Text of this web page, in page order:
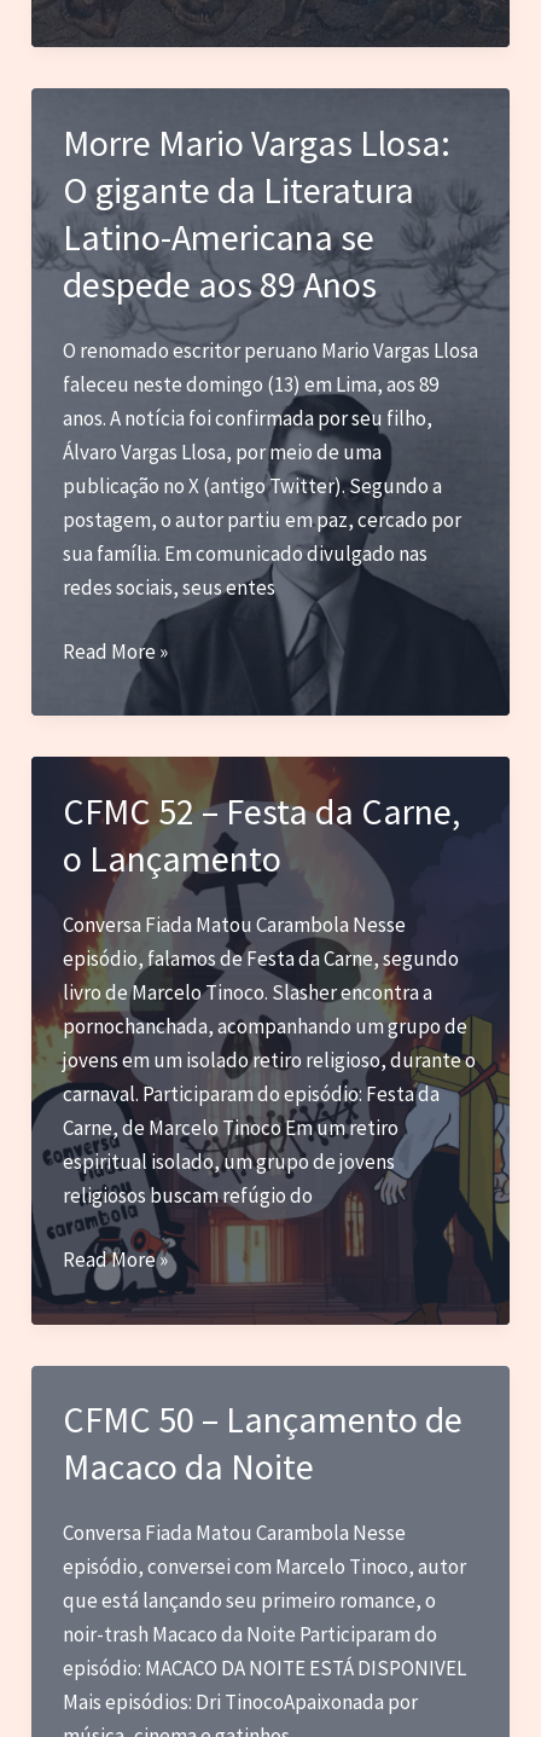
Post
–
A
faz
política
Morre Mario Vargas Llosa:
O gigante da Literatura
Latino-Americana se
despede aos 89 Anos
O renomado escritor peruano Mario Vargas Llosa
faleceu neste domingo (13) em Lima, aos 89
anos. A notícia foi confirmada por seu filho,
Álvaro Vargas Llosa, por meio de uma
publicação no X (antigo Twitter). Segundo a
postagem, o autor partiu em paz, cercado por
sua família. Em comunicado divulgado nas
redes sociais, seus entes
Morre
Vargas
Llosa:
gigante
da
Literatura
Latino-
Americana
se
despede
aos
89
Anos
Read More »
CFMC 52 – Festa da Carne,
o Lançamento
Conversa Fiada Matou Carambola Nesse
episódio, falamos de Festa da Carne, segundo
livro de Marcelo Tinoco. Slasher encontra a
pornochanchada, acompanhando um grupo de
jovens em um isolado retiro religioso, durante o
carnaval. Participaram do episódio: Festa da
Carne, de Marcelo Tinoco Em um retiro
espiritual isolado, um grupo de jovens
religiosos buscam refúgio do
CFMC
52
–
Festa
Carne,
o
Read More »
CFMC 50 – Lançamento de
Macaco da Noite
Conversa Fiada Matou Carambola Nesse
episódio, conversei com Marcelo Tinoco, autor
que está lançando seu primeiro romance, o
noir-trash Macaco da Noite Participaram do
episódio: MACACO DA NOITE ESTÁ DISPONIVEL
Mais episódios: Dri TinocoApaixonada por